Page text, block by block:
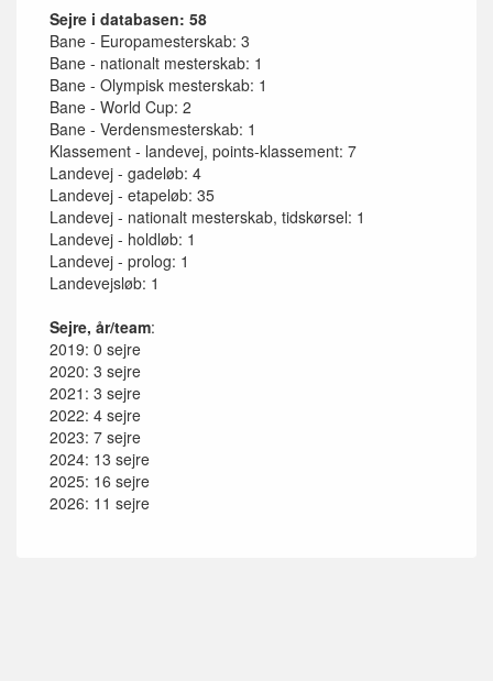
Sejre i databasen: 58
Bane - Europamesterskab: 3
Bane - nationalt mesterskab: 1
Bane - Olympisk mesterskab: 1
Bane - World Cup: 2
Bane - Verdensmesterskab: 1
Klassement - landevej, points-klassement: 7
Landevej - gadeløb: 4
Landevej - etapeløb: 35
Landevej - nationalt mesterskab, tidskørsel: 1
Landevej - holdløb: 1
Landevej - prolog: 1
Landevejsløb: 1
Sejre, år/team:
2019: 0 sejre
2020: 3 sejre
2021: 3 sejre
2022: 4 sejre
2023: 7 sejre
2024: 13 sejre
2025: 16 sejre
2026: 11 sejre